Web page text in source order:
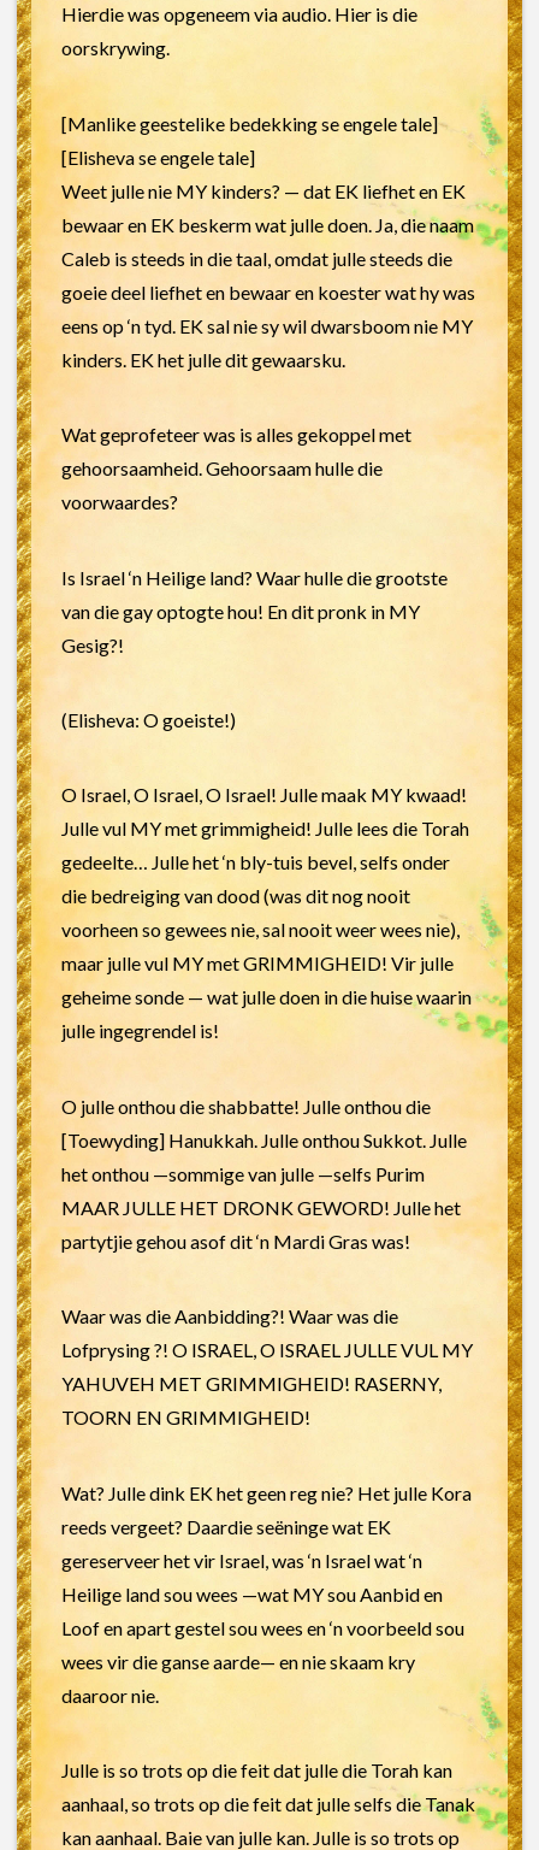
Hierdie was opgeneem via audio. Hier is die
oorskrywing.
[Manlike geestelike bedekking se engele tale]
[Elisheva se engele tale]
Weet julle nie MY kinders? — dat EK liefhet en EK
bewaar en EK beskerm wat julle doen. Ja, die naam
Caleb is steeds in die taal, omdat julle steeds die
goeie deel liefhet en bewaar en koester wat hy was
eens op ‘n tyd. EK sal nie sy wil dwarsboom nie MY
kinders. EK het julle dit gewaarsku.
Wat geprofeteer was is alles gekoppel met
gehoorsaamheid. Gehoorsaam hulle die
voorwaardes?
Is Israel ‘n Heilige land? Waar hulle die grootste
van die gay optogte hou! En dit pronk in MY
Gesig?!
(Elisheva: O goeiste!)
O Israel, O Israel, O Israel! Julle maak MY kwaad!
Julle vul MY met grimmigheid! Julle lees die Torah
gedeelte… Julle het ‘n bly-tuis bevel, selfs onder
die bedreiging van dood (was dit nog nooit
voorheen so gewees nie, sal nooit weer wees nie),
maar julle vul MY met GRIMMIGHEID! Vir julle
geheime sonde — wat julle doen in die huise waarin
julle ingegrendel is!
O julle onthou die shabbatte! Julle onthou die
[Toewyding] Hanukkah. Julle onthou Sukkot. Julle
het onthou —sommige van julle —selfs Purim
MAAR JULLE HET DRONK GEWORD! Julle het
partytjie gehou asof dit ‘n Mardi Gras was!
Waar was die Aanbidding?! Waar was die
Lofprysing ?! O ISRAEL, O ISRAEL JULLE VUL MY
YAHUVEH MET GRIMMIGHEID! RASERNY,
TOORN EN GRIMMIGHEID!
Wat? Julle dink EK het geen reg nie? Het julle Kora
reeds vergeet? Daardie seëninge wat EK
gereserveer het vir Israel, was ‘n Israel wat ‘n
Heilige land sou wees —wat MY sou Aanbid en
Loof en apart gestel sou wees en ‘n voorbeeld sou
wees vir die ganse aarde— en nie skaam kry
daaroor nie.
Julle is so trots op die feit dat julle die Torah kan
aanhaal, so trots op die feit dat julle selfs die Tanak
kan aanhaal. Baie van julle kan. Julle is so trots op